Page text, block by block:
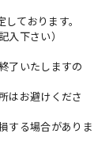
ております。
入下さい）
了いたしますの
はお避けくださ
する場合がありま